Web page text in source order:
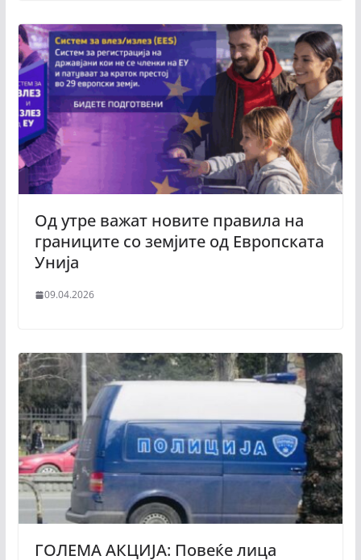
Од утре важат новите правила на
границите со земјите од Европската
Унија
09.04.2026
ГОЛЕМА АКЦИЈА: Повеќе лица